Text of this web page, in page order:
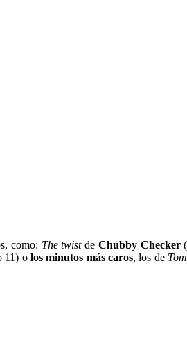
como: The twistde Chubby Checker
11) o los minutos más caros, los de